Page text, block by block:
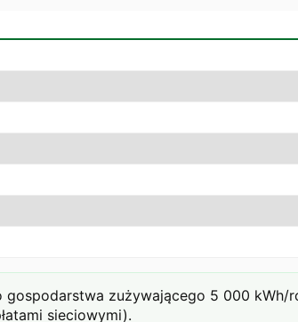
zużywającego 5 000 kWh/
sieciowymi).